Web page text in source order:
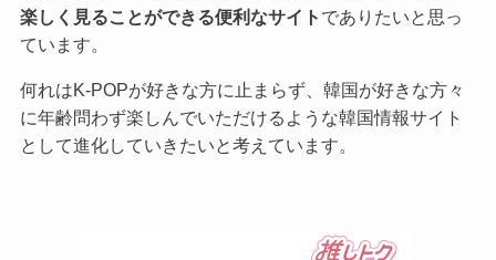
楽しく見ることができる便利なサイト でありたいと思っ
ています。
何れはK-POPが好きな方に止まらず、韓国が好きな方々
に年齢問わず楽しんでいただけるような韓国情報サイト
として進化していきたいと考えています。